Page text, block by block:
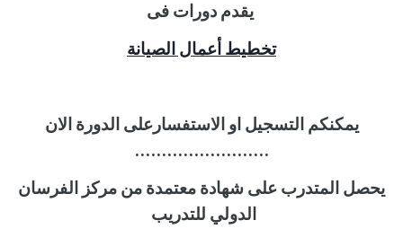
يقدم دورات فى
تخطيط أعمال الصيانة
يمكنكم التسجيل او الاستفسارعلى الدورة الان
.........................
يحصل المتدرب على شهادة معتمدة من مركز الفرسان
الدولي للتدريب